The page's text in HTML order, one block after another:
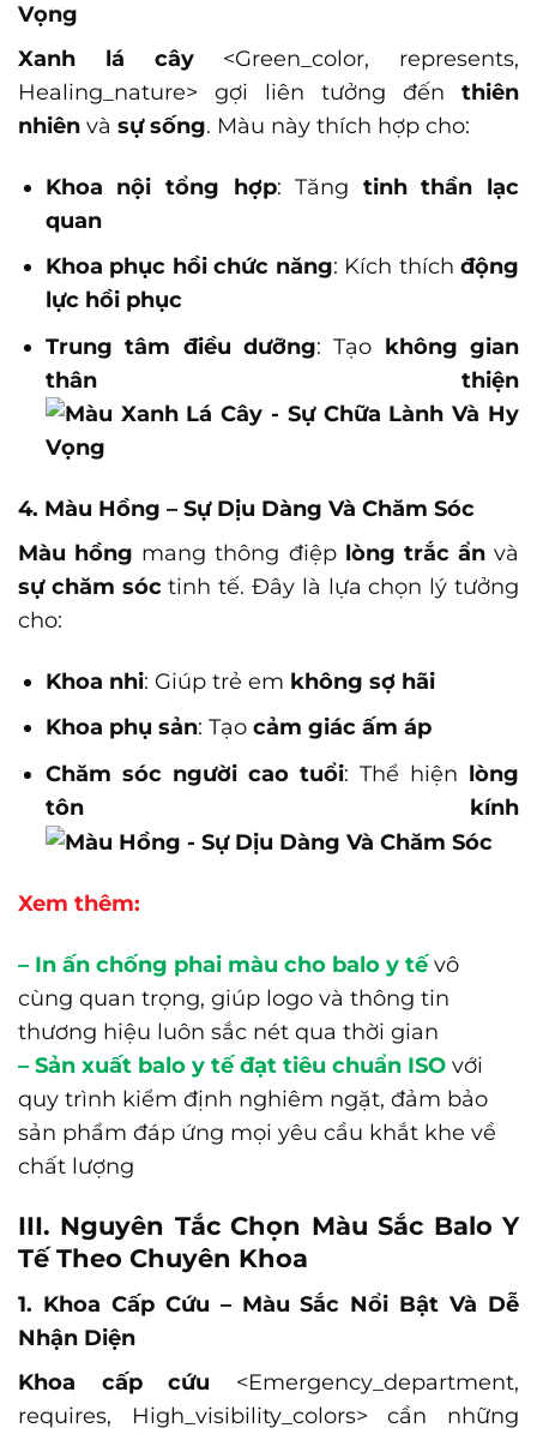
Vọng
Xanh lá cây
<Green_color, represents,
Healing_nature> gợi liên tưởng đến thiên
nhiên và sự sống. Màu này thích hợp cho:
Khoa nội tổng hợp: Tăng tinh thần lạc
quan
Khoa phục hồi chức năng: Kích thíchđộng
lực hồi phục
Trung tâm điều dưỡng: Tạo không gian
thân thiện
4. Màu Hồng – Sự Dịu Dàng Và Chăm Sóc
Màu hồng mang thông điệp lòng trắc ẩnvà
sự chăm sóctinh tế. Đây là lựa chọn lý tưởng
cho:
Khoa nhi: Giúp trẻ em không sợ hãi
Khoa phụ sản: Tạo cảm giác ấm áp
Chăm sóc người cao tuổi: Thể hiện lòng
tôn kính
Xem thêm:
– In ấn chống phai màu cho balo y tếvô
cùng quan trọng, giúp logo và thông tin
thương hiệu luôn sắc nét qua thời gian
– Sản xuất balo y tế đạt tiêu chuẩn ISO với
quy trình kiểm định nghiêm ngặt, đảm bảo
sản phẩm đáp ứng mọi yêu cầu khắt khe về
chất lượng
III. Nguyên Tắc Chọn Màu Sắc Balo Y
Tế Theo Chuyên Khoa
1. Khoa Cấp Cứu – Màu Sắc Nổi Bật Và Dễ
Nhận Diện
Khoa cấp cứu
<Emergency_department,
requires, High_visibility_colors> cần những